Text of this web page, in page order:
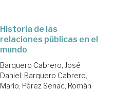
Historia de las
relaciones públicas en el
mundo
Barquero Cabrero, José
Daniel; Barquero Cabrero,
Mario; Pérez Senac, Román